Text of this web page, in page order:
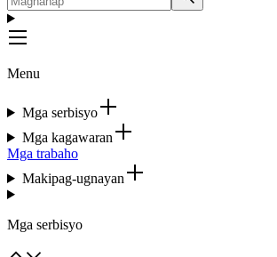
Menu
Mga serbisyo
Mga kagawaran
Mga trabaho
Makipag-ugnayan
Mga serbisyo